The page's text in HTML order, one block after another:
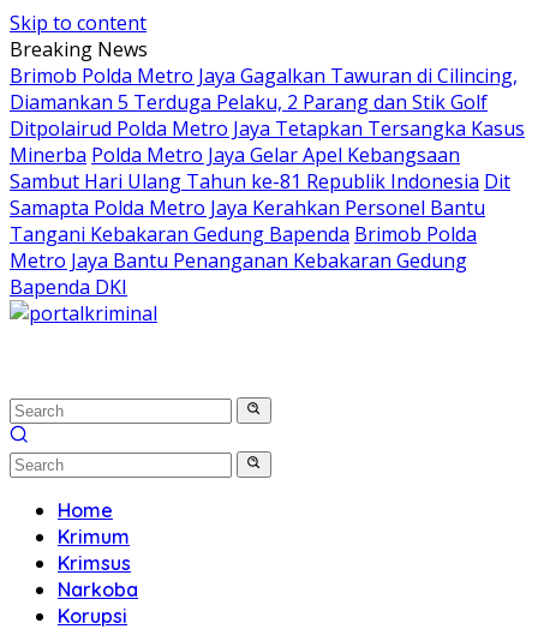
Skip to content
Breaking News
Brimob Polda Metro Jaya Gagalkan Tawuran di Cilincing,
Diamankan 5 Terduga Pelaku, 2 Parang dan Stik Golf
Ditpolairud Polda Metro Jaya Tetapkan Tersangka Kasus
Minerba Polda Metro Jaya Gelar Apel Kebangsaan
Sambut Hari Ulang Tahun ke-81 Republik Indonesia Dit
Samapta Polda Metro Jaya Kerahkan Personel Bantu
Tangani Kebakaran Gedung Bapenda Brimob Polda
Metro Jaya Bantu Penanganan Kebakaran Gedung
Bapenda DKI
Home
Krimum
Krimsus
Narkoba
Korupsi